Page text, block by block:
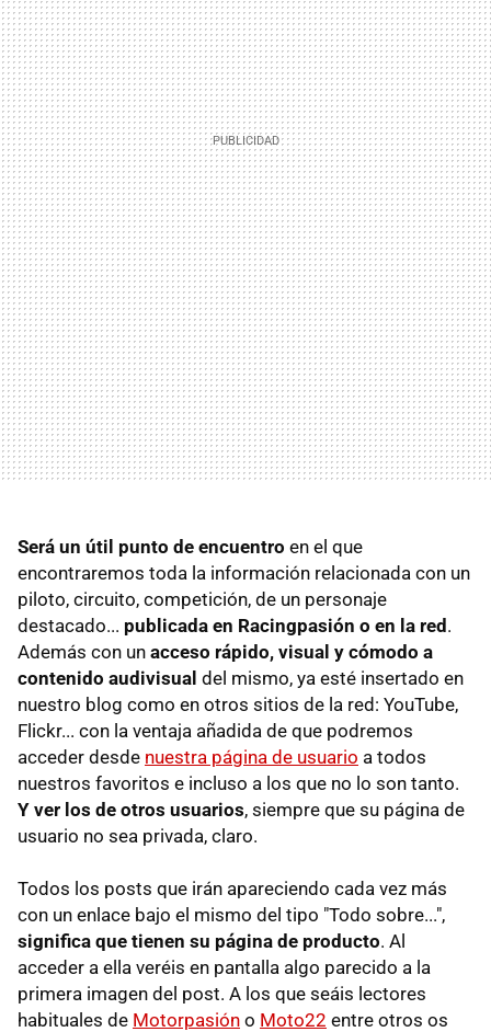
Será un útil punto de encuentro en el que
encontraremos toda la información relacionada con un
piloto, circuito, competición, de un personaje
destacado... publicada en Racingpasión o en la red .
Además con un acceso rápido, visual y cómodo a
contenido audivisual del mismo, ya esté insertado en
nuestro blog como en otros sitios de la red: YouTube,
Flickr... con la ventaja añadida de que podremos
acceder desde nuestra página de usuario a todos
nuestros favoritos e incluso a los que no lo son tanto.
Y ver los de otros usuarios, siempre que su página de
usuario no sea privada, claro.
Todos los posts que irán apareciendo cada vez más
con un enlace bajo el mismo del tipo "Todo sobre...",
significa que tienen su página de producto. Al
acceder a ella veréis en pantalla algo parecido a la
primera imagen del post. A los que seáis lectores
habituales de Motorpasión o Moto22 entre otros os